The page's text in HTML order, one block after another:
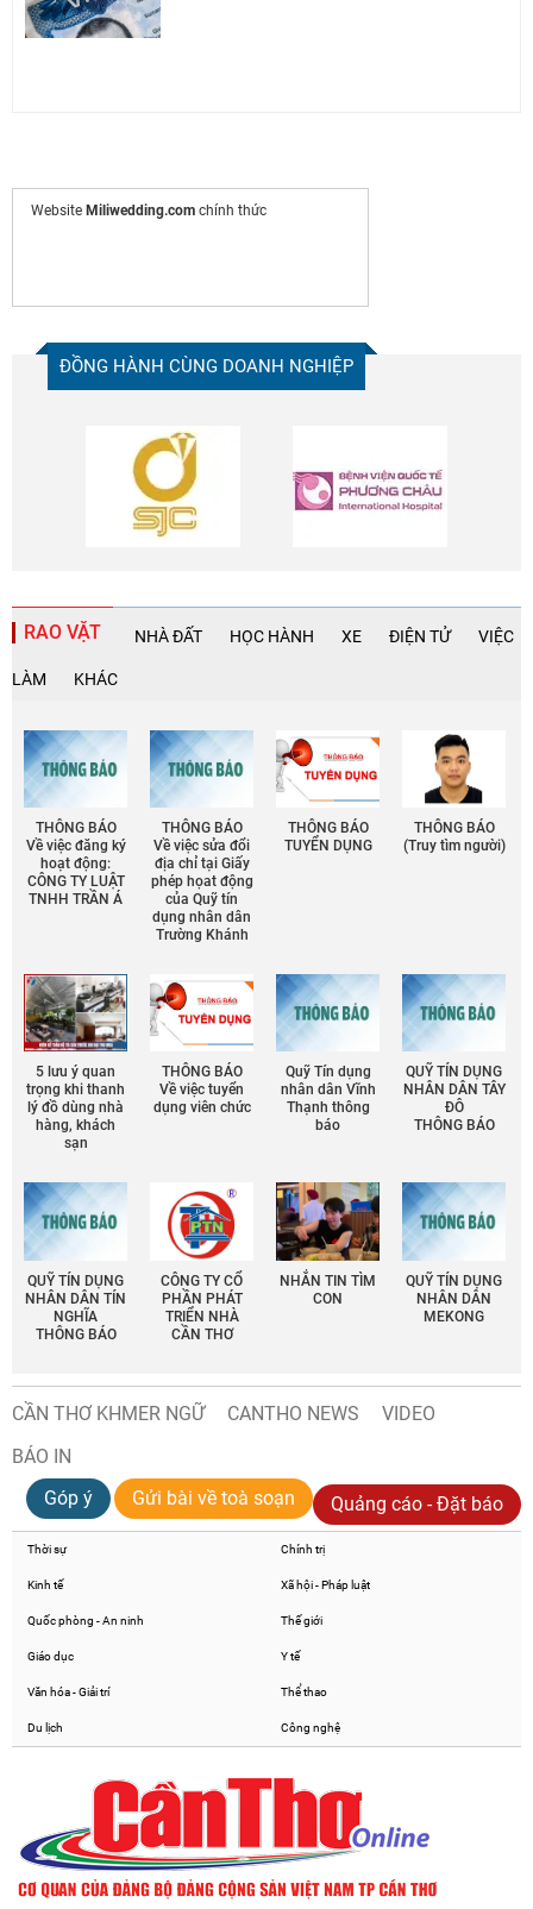
Website Miliwedding.com chính thức
ĐỒNG HÀNH CÙNG DOANH NGHIỆP
RAO VẶT NHÀ ĐẤT HỌC HÀNH XE ĐIỆN TỬ VIỆC
LÀM KHÁC
THÔNG BÁO
Về việc đăng ký
hoạt động:
CÔNG TY LUẬT
TNHH TRẦN Á
THÔNG BÁO
Về việc sửa đổi
địa chỉ tại Giấy
phép họat động
của Quỹ tín
dụng nhân dân
Trường Khánh
THÔNG BÁO
TUYỂN DỤNG
THÔNG BÁO
(Truy tìm người)
5 lưu ý quan
trọng khi thanh
lý đồ dùng nhà
hàng, khách
sạn
THÔNG BÁO
Về việc tuyển
dụng viên chức
Quỹ Tín dụng
nhân dân Vĩnh
Thạnh thông
báo
QUỸ TÍN DỤNG
NHÂN DÂN TÂY
ĐÔ
THÔNG BÁO
QUỸ TÍN DỤNG
NHÂN DÂN TÍN
NGHĨA
THÔNG BÁO
CÔNG TY CỔ
PHẦN PHÁT
TRIỂN NHÀ
CẦN THƠ
NHẮN TIN TÌM
CON
QUỸ TÍN DỤNG
NHÂN DÂN
MEKONG
CẦN THƠ KHMER NGỮ CANTHO NEWS
VIDEO
BÁO IN
Góp ý
Gửi bài về toà soạn Quảng cáo - Đặt báo
Thời sự Chính trị
Kinh tế Xã hội - Pháp luật
Quốc phòng - An ninh Thế giới
Giáo dục Y tế
Văn hóa - Giải trí Thể thao
Du lịch Công nghệ